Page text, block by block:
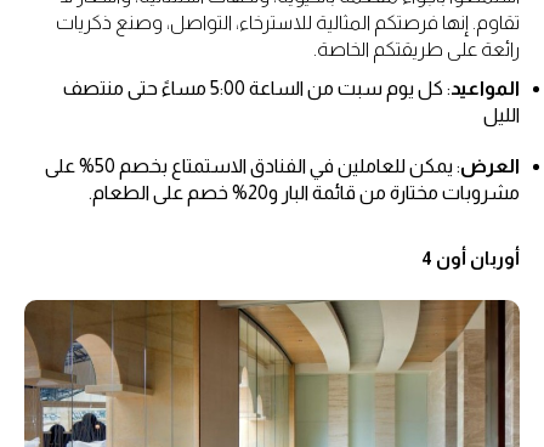
تقاوم. إنها فرصتكم المثالية للاسترخاء، التواصل، وصنع ذكريات
رائعة على طريقتكم الخاصة.
المواعيد
: كل يوم سبت من الساعة 5:00 مساءً حتى منتصف
الليل
العرض
: يمكن للعاملين في الفنادق الاستمتاع بخصم 50% على
مشروبات مختارة من قائمة البار و20% خصم على الطعام.
أوربان أون 4